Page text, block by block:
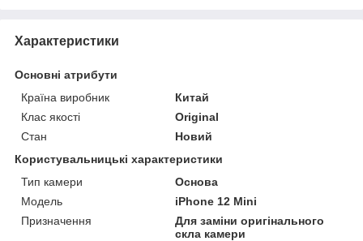
Характеристики
Основні атрибути
Країна виробник
Китай
Клас якості
Original
Стан
Новий
Користувальницькі характеристики
Тип камери
Основа
Мoдель
iPhone 12 Mini
Призначення
Для заміни оригінального
скла камери